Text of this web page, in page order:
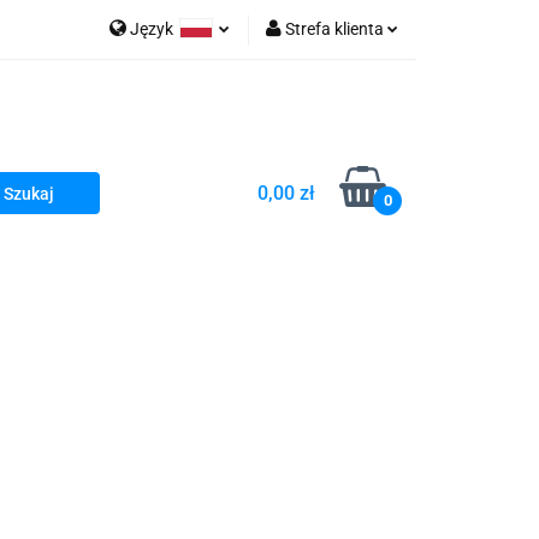
Język Strefa klienta
Dodaj zgłoszenie
Zgody cookies
0,00 zł 0
Sea of Spa